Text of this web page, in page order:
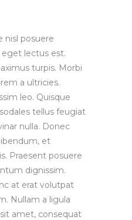
nisl posuere
eget lectus est.
turpis. Morbi
a ultricies.
leo. Quisque
tellus feugiat
nulla. Donec
et
Praesent posuere
dignissim.
at erat volutpat
Nullam a ligula
amet, consequat